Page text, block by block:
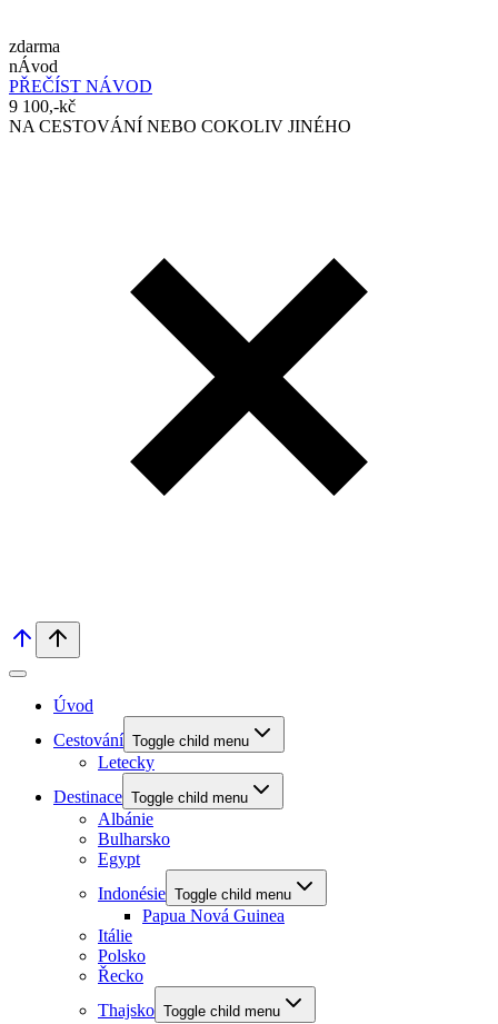
zdarma
nÁvod
PŘEČÍST NÁVOD
9 100,-kč
NA CESTOVÁNÍ NEBO COKOLIV JINÉHO
Úvod
Cestování Toggle child menu
Letecky
Destinace Toggle child menu
Albánie
Bulharsko
Egypt
Indonésie Toggle child menu
Papua Nová Guinea
Itálie
Polsko
Řecko
Thajsko Toggle child menu